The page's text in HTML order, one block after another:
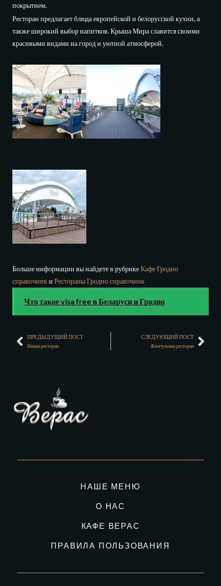
покрытием.
Ресторан предлагает блюда европейской и белорусской кухни, а
также широкий выбор напитков. Крыша Мира славится своими
красивыми видами на город и уютной атмосферой.
Больше информации вы найдете в рубрикеКафе Гродно
справочники Рестораны Гродно справочник
Что такое visa free в Беларуси и Гродно
ПРЕДЫДУЩИЙ ПОСТ
Неман ресторан
СЛЕДУЮЩИЙ ПОСТ
Жемчужина ресторан
НАШЕ МЕНЮ
О НАС
КАФЕ ВЕРАС
ПРАВИЛА ПОЛЬЗОВАНИЯ